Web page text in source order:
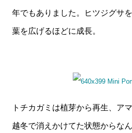
年でもありました。ヒツジグサ
葉を広げるほどに成長。
トチカガミは植芽から再生、ア
越冬で消えかけてた状態からな